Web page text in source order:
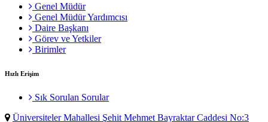
Genel Müdür
Genel Müdür Yardımcısı
Daire Başkanı
Görev ve Yetkiler
Birimler
Hızlı Erişim
Sık Sorulan Sorular
Üniversiteler Mahallesi Şehit Mehmet Bayraktar Caddesi No:3